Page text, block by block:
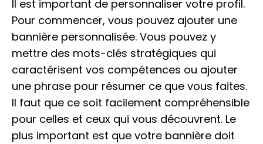
Il est important de personnaliser votre profil.
Pour commencer, vous pouvez ajouter une
bannière personnalisée. Vous pouvez y
mettre des mots-clés stratégiques qui
caractérisent vos compétences ou ajouter
une phrase pour résumer ce que vous faites.
Il faut que ce soit facilement compréhensible
pour celles et ceux qui vous découvrent. Le
plus important est que votre bannière doit